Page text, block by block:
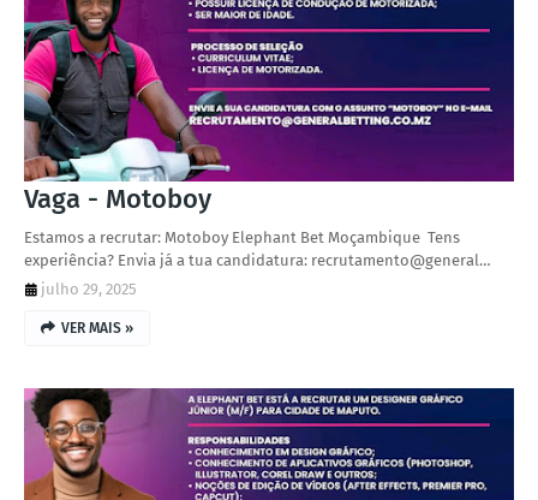
Vaga - Motoboy
Estamos a recrutar: Motoboy Elephant Bet Moçambique Tens
experiência? Envia já a tua candidatura: recrutamento@general…
julho 29, 2025
VER MAIS »